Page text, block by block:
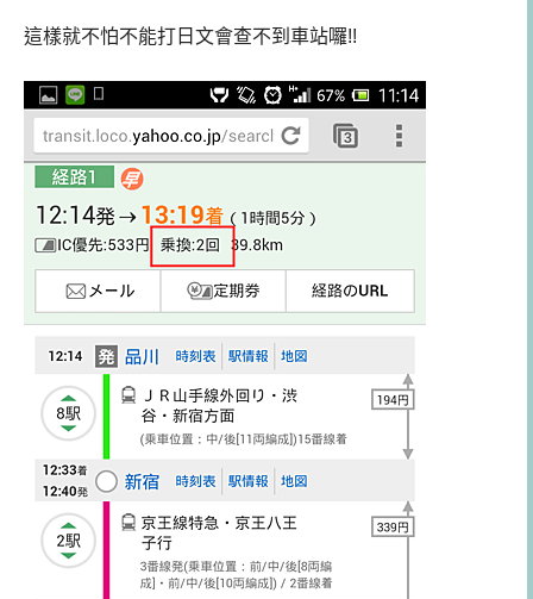
這樣就不怕不能打日文會查不到車站囉!!